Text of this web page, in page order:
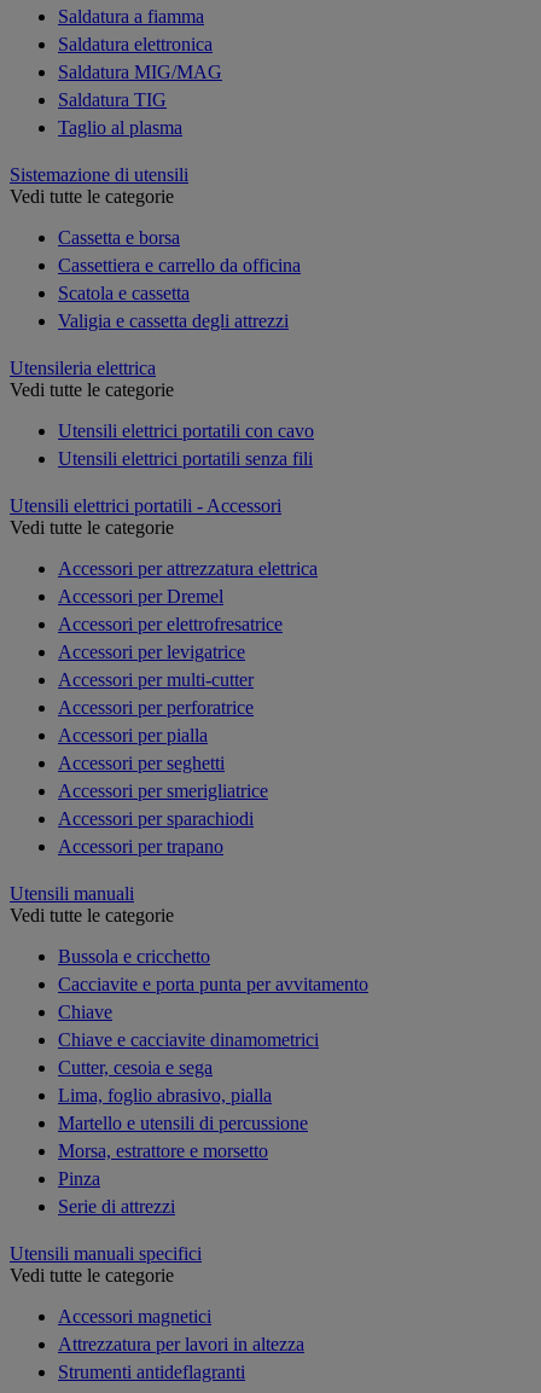
Saldatura a fiamma
Saldatura elettronica
Saldatura MIG/MAG
Saldatura TIG
Taglio al plasma
Sistemazione di utensili
Vedi tutte le categorie
Cassetta e borsa
Cassettiera e carrello da officina
Scatola e cassetta
Valigia e cassetta degli attrezzi
Utensileria elettrica
Vedi tutte le categorie
Utensili elettrici portatili con cavo
Utensili elettrici portatili senza fili
Utensili elettrici portatili - Accessori
Vedi tutte le categorie
Accessori per attrezzatura elettrica
Accessori per Dremel
Accessori per elettrofresatrice
Accessori per levigatrice
Accessori per multi-cutter
Accessori per perforatrice
Accessori per pialla
Accessori per seghetti
Accessori per smerigliatrice
Accessori per sparachiodi
Accessori per trapano
Utensili manuali
Vedi tutte le categorie
Bussola e cricchetto
Cacciavite e porta punta per avvitamento
Chiave
Chiave e cacciavite dinamometrici
Cutter, cesoia e sega
Lima, foglio abrasivo, pialla
Martello e utensili di percussione
Morsa, estrattore e morsetto
Pinza
Serie di attrezzi
Utensili manuali specifici
Vedi tutte le categorie
Accessori magnetici
Attrezzatura per lavori in altezza
Strumenti antideflagranti